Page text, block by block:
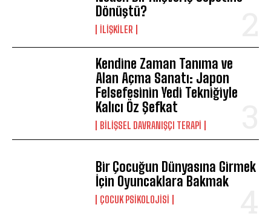
Dönüştü?
İLIŞKILER
Kendine Zaman Tanıma ve
Alan Açma Sanatı: Japon
Felsefesinin Yedi Tekniğiyle
Kalıcı Öz Şefkat
BILIŞSEL DAVRANIŞÇI TERAPI
Bir Çocuğun Dünyasına Girmek
İçin Oyuncaklara Bakmak
ÇOCUK PSIKOLOJISI